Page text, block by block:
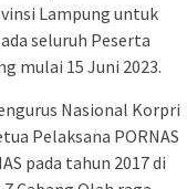
Lampung untuk
seluruh Peserta
mulai 15 Juni 2023.
Nasional Korpri
Pelaksana PORNAS
pada tahun 2017 di